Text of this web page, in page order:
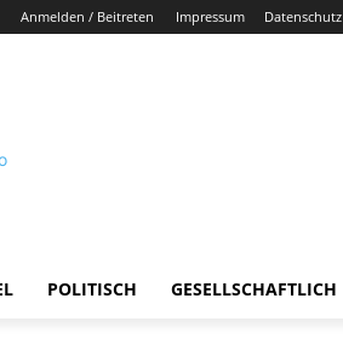
Anmelden / Beitreten Impressum Datenschutz
POLITISCH GESELLSCHAFTLICH